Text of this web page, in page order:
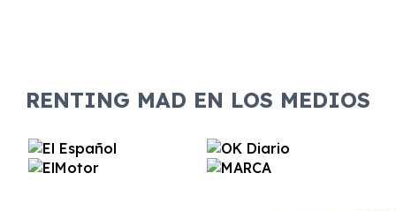
RENTING MAD EN LOS MEDIOS